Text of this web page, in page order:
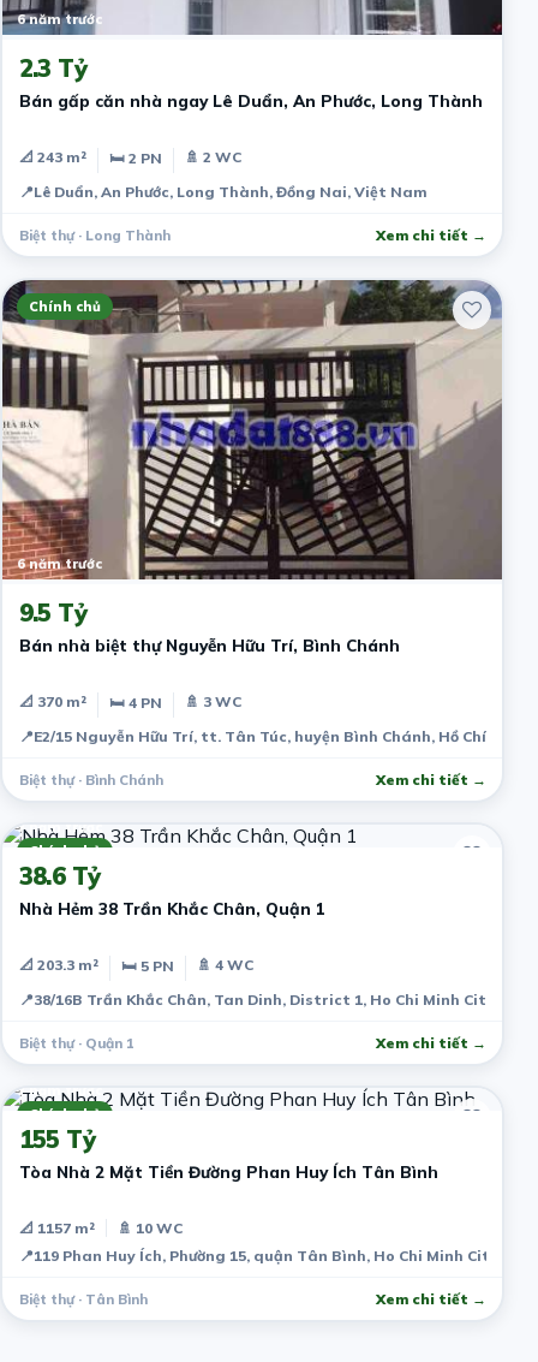
6 năm trước
2.3 Tỷ
Bán gấp căn nhà ngay Lê Duẩn, An Phước, Long Thành
📐 243 m² 🛏 2 PN
🚿 2 WC
📍Lê Duẩn, An Phước, Long Thành, Đồng Nai, Việt Nam
Biệt thự · Long Thành Xem chi tiết →
Chính chủ
6 năm trước
9.5 Tỷ
Bán nhà biệt thự Nguyễn Hữu Trí, Bình Chánh
📐 370 m² 🛏 4 PN
🚿 3 WC
📍E2/15 Nguyễn Hữu Trí, tt. Tân Túc, huyện Bình Chánh, Hồ Chí
Biệt thự · Bình Chánh Xem chi tiết →
Chính chủ
7 năm trước
38.6 Tỷ
Nhà Hẻm 38 Trần Khắc Chân, Quận 1
📐 203.3 m² 🛏 5 PN
🚿 4 WC
📍38/16B Trần Khắc Chân, Tan Dinh, District 1, Ho Chi Minh City,
Biệt thự · Quận 1 Xem chi tiết →
Chính chủ
7 năm trước
155 Tỷ
Tòa Nhà 2 Mặt Tiền Đường Phan Huy Ích Tân Bình
📐 1157 m²
🚿 10 WC
📍119 Phan Huy Ích, Phường 15, quận Tân Bình, Ho Chi Minh City,
Biệt thự · Tân Bình Xem chi tiết →